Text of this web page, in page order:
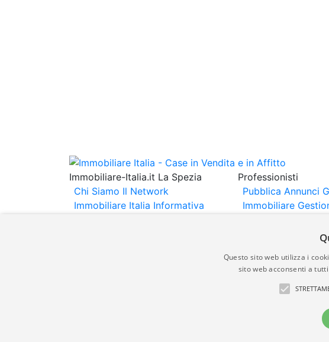
Immobiliare-Italia.it La Spezia
Chi Siamo Il Network
Immobiliare Italia Informativa
Professionisti
Pubblica Annunci
Immobiliare
Gli annunci immobiliari presenti su immobiliare-italia.it
italia.it quindi non è responsabile della veridicità, della
Questo sito web utilizza i
sito web acconsenti a